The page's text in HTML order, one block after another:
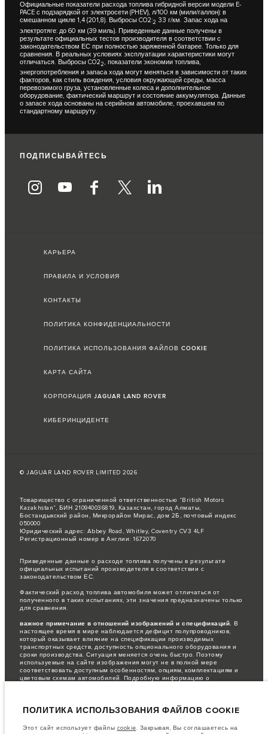
Официальные показатели расхода топлива гибридной версии модели E-
PACE с подзарядкой от электросети (PHEV), л/100 км (мили/галлон): в
смешанном цикле 1,4 (201,8). Выбросы CO2:2 33 г/км. Запас хода на
электротяге: до 60 км (39 миль). Приведенные данные получены в
результате официальных тестов производителя в соответствии с
законодательством ЕС при полностью заряженной батарее. Только для
сравнения. В реальных условиях эксплуатации характеристики могут
отличаться. Выбросы CO22
, показатели экономии топлива,
энергопотребления и запаса хода могут меняться в зависимости от таких
факторов, как стиль вождения, условия окружающей среды, масса
перевозимого груза, установленные колеса и дополнительное
оборудование, фактический маршрут и состояние аккумулятора. Данные
о запасе хода основаны на серийном автомобиле, проехавшем по
стандартному маршруту.
ПОДПИСЫВАЙТЕСЬ
КАРЬЕРА
ПРАВИЛА И УСЛОВИЯ
КОНТАКТЫ
ПОЛИТИКА КОНФИДЕНЦИАЛЬНОСТИ
ПОЛИТИКА ИСПОЛЬЗОВАНИЯ ФАЙЛОВ COOKIE
КАРТА САЙТА
КОРПОРАЦИЯ JAGUAR LAND ROVER
КИБЕРИНЦИДЕНТЕ
© JAGUAR LAND ROVER LIMITED 2026
Товарищество с ограниченной ответственностью “British Motors
Kazakhstan”, БИН 210940036819, Казахстан, город Алматы,
Бостандыкский район, Микрорайон Мирас, дом 2Б, почтовый индекс
050000
Юридический адрес: Abbey Road, Whitley, Coventry CV3 4LF
Регистрационный номер в Англии: 1672070
Приведенные данные о расходе топлива получены в результате
официальных испытаний производителя в соответствии с
законодательством ЕС.
Фактический расход топлива автомобиля может отличаться от
полученного в таких испытаниях, эти значения предназначены только
для сравнения.
важное примечание в отношений изображений и спецификаций. В
настоящее время в мире наблюдается дефицит полупроводников,
который оказывает влияние на спецификации производимых
транспортных средств, доступность опционального оборудования и
сроки производства. Ситуация меняется очень быстро. Поэтому
используемые на сайте изображения могут не в полной мере
соответствовать доступным особенностям, опциям, комплектациям и
цветовым схемам автомобилей. Подробную информацию о
веб-сайте указаны для европейских комплектаций автомобилей. Они
предварительного уведомления. Некоторые автомобили показаны с
ПОЛИТИКА ИСПОЛЬЗОВАНИЯ ФАЙЛОВ COOKIE
Этот сайт использует файлы cookie. Закрывая, Вы соглашаетесь на